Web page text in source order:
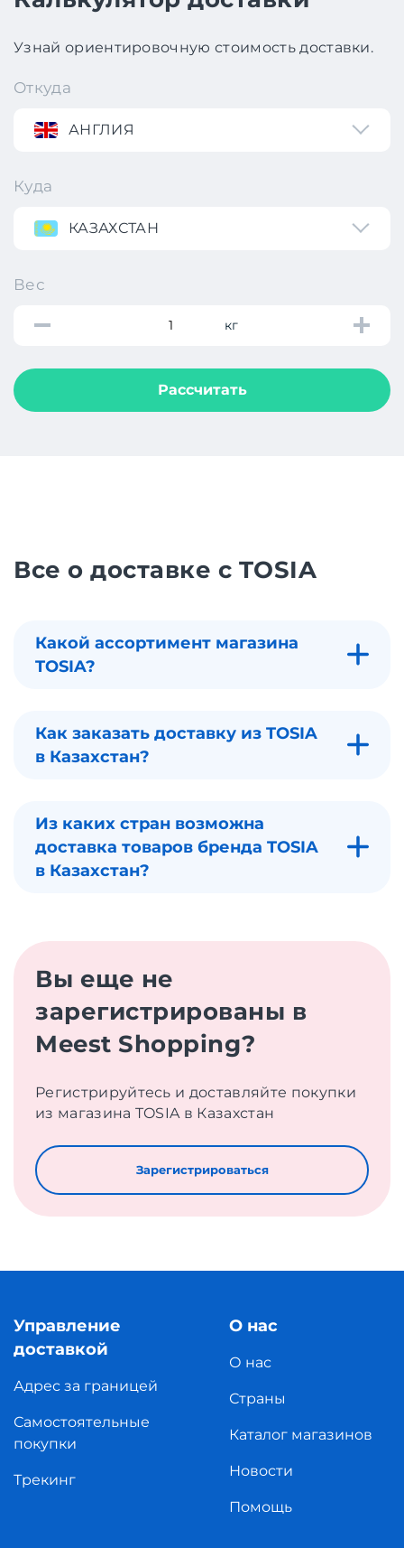
Узнай ориентировочную стоимость доставки.
Откуда
АНГЛИЯ
Куда
КАЗАХСТАН
Вес
кг
Рассчитать
Все о доставке с TOSIA
Какой ассортимент магазина
TOSIA?
Как заказать доставку из TOSIA
в Казахстан?
Из каких стран возможна
доставка товаров бренда TOSIA
в Казахстан?
Вы еще не
зарегистрированы в
Meest Shopping?
Регистрируйтесь и доставляйте покупки
из магазина TOSIA в Казахстан
Зарегистрироваться
Управление
доставкой
Адрес за границей
Самостоятельные
покупки
Трекинг
О нас
О нас
Страны
Каталог магазинов
Новости
Помощь